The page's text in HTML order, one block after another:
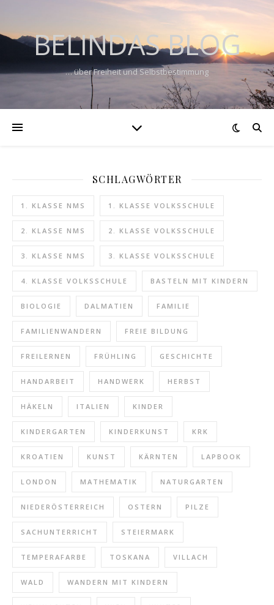
BELINDAS BLOG
… über Freiheit und Selbstbestimmung
SCHLAGWÖRTER
1. KLASSE NMS 1. KLASSE VOLKSSCHULE
2. KLASSE NMS 2. KLASSE VOLKSSCHULE
3. KLASSE NMS 3. KLASSE VOLKSSCHULE
4. KLASSE VOLKSSCHULE BASTELN MIT KINDERN
BIOLOGIE DALMATIEN FAMILIE
FAMILIENWANDERN FREIE BILDUNG
FREILERNEN FRÜHLING GESCHICHTE
HANDARBEIT HANDWERK HERBST
HÄKELN ITALIEN KINDER
KINDERGARTEN KINDERKUNST KRK
KROATIEN KUNST KÄRNTEN LAPBOOK
LONDON MATHEMATIK NATURGARTEN
NIEDERÖSTERREICH OSTERN PILZE
SACHUNTERRICHT STEIERMARK
TEMPERAFARBE TOSKANA VILLACH
WALD WANDERN MIT KINDERN